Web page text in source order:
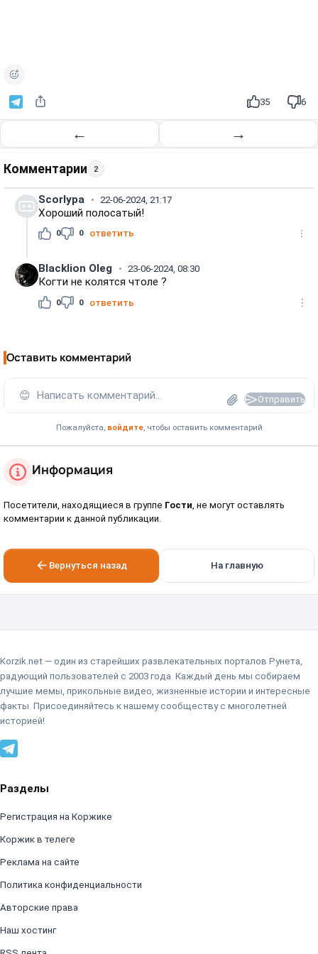
35 6
← →
Комментарии 2
Scorlypa 22-06-2024, 21:17
Хороший полосатый!
0 0 ответить
Blacklion Oleg 23-06-2024, 08:30
Когти не колятся чтоле ?
0 0 ответить
Оставить комментарий
😊 Написать комментарий... Отправить
Пожалуйста, войдите, чтобы оставить комментарий
Информация
Посетители, находящиеся в группе Гости , не могут оставлять
комментарии к данной публикации.
Вернуться назад На главную
Korzik.net — один из старейших развлекательных порталов Рунета,
радующий пользователей с 2003 года. Каждый день мы собираем
лучшие мемы, прикольные видео, жизненные истории и интересные
факты. Присоединяйтесь к нашему сообществу с многолетней
историей!
Разделы
Регистрация на Коржике
Коржик в телеге
Реклама на сайте
Политика конфиденциальности
Авторские права
Наш хостинг